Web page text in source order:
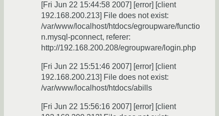
[Fri Jun 22 15:44:58 2007] [error] [client
192.168.200.213] File does not exist:
/var/www/localhost/htdocs/egroupware/functio
n.mysql-pconnect, referer:
http://192.168.200.208/egroupware/login.php
[Fri Jun 22 15:51:46 2007] [error] [client
192.168.200.213] File does not exist:
/var/www/localhost/htdocs/abills
[Fri Jun 22 15:56:16 2007] [error] [client